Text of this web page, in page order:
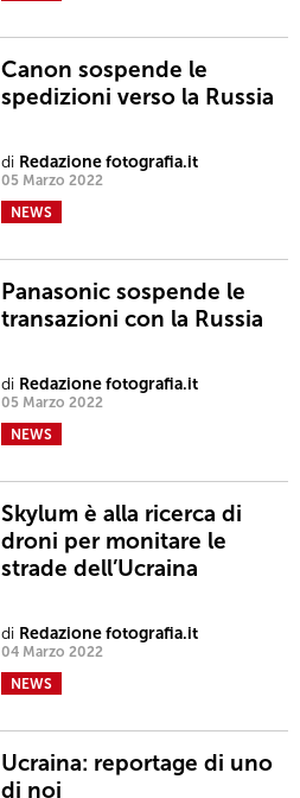
Canon sospende le
spedizioni verso la Russia
di Redazione fotografia.it
05 Marzo 2022
NEWS
Panasonic sospende le
transazioni con la Russia
di Redazione fotografia.it
05 Marzo 2022
NEWS
Skylum è alla ricerca di
droni per monitare le
strade dell’Ucraina
di Redazione fotografia.it
04 Marzo 2022
NEWS
Ucraina: reportage di uno
di noi